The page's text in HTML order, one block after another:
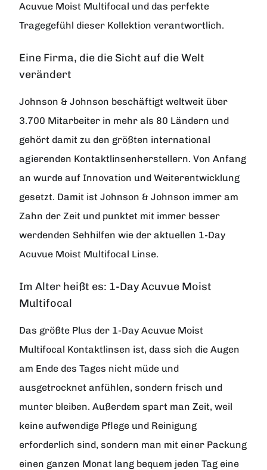
Acuvue Moist Multifocal und das perfekte
Tragegefühl dieser Kollektion verantwortlich.
Eine Firma, die die Sicht auf die Welt
verändert
Johnson & Johnson beschäftigt weltweit über
3.700 Mitarbeiter in mehr als 80 Ländern und
gehört damit zu den größten international
agierenden Kontaktlinsenherstellern. Von Anfang
an wurde auf Innovation und Weiterentwicklung
gesetzt. Damit ist Johnson & Johnson immer am
Zahn der Zeit und punktet mit immer besser
werdenden Sehhilfen wie der aktuellen 1-Day
Acuvue Moist Multifocal Linse.
Im Alter heißt es: 1-Day Acuvue Moist
Multifocal
Das größte Plus der 1-Day Acuvue Moist
Multifocal Kontaktlinsen ist, dass sich die Augen
am Ende des Tages nicht müde und
ausgetrocknet anfühlen, sondern frisch und
munter bleiben. Außerdem spart man Zeit, weil
keine aufwendige Pflege und Reinigung
erforderlich sind, sondern man mit einer Packung
einen ganzen Monat lang bequem jeden Tag eine